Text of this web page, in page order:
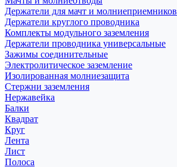
Держатели для мачт и молниеприемников
Держатели круглого проводника
Комплекты модульного заземления
Держатели проводника универсальные
Зажимы соединительные
Электролитическое заземление
Изолированная молниезащита
Стержни заземления
Нержавейка
Балки
Квадрат
Круг
Лента
Лист
Полоса